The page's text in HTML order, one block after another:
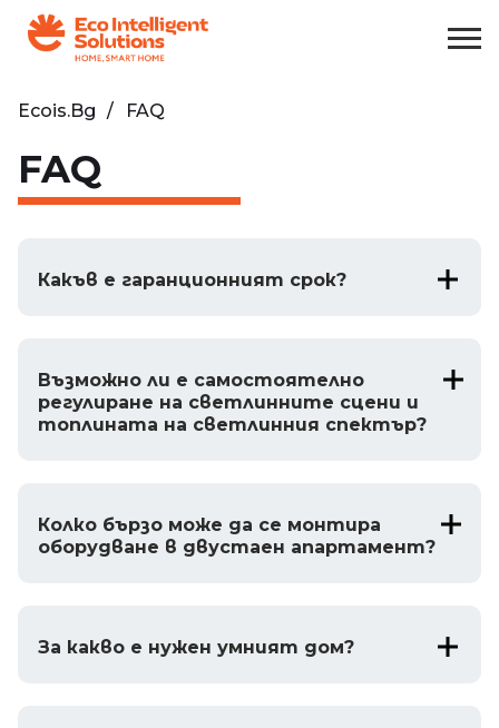
Ecois.bg FAQ
FAQ
Какъв е гаранционният срок?
Възможно ли е самостоятелно
регулиране на светлинните сцени и
топлината на светлинния спектър?
Колко бързо може да се монтира
оборудване в двустаен апартамент?
За какво е нужен умният дом?